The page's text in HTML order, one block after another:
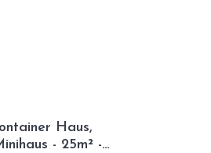
Haus,
- 25m² -